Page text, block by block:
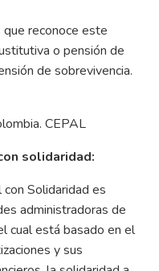
reconoce este
o pensión de
de sobrevivencia.
CEPAL
solidaridad:
Solidaridad es
administradoras de
cual está basado en el
y sus